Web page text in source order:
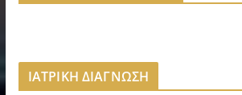
ΙΑΤΡΙΚΗ ΔΙΑΓΝΩΣΗ